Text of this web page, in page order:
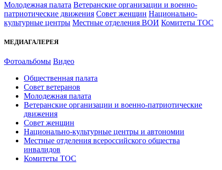
Молодежная палата Ветеранские организации и военно-
патриотические движения Совет женщин Национально-
культурные центры Местные отделения ВОИ Комитеты ТОС
МЕДИАГАЛЕРЕЯ
Фотоальбомы Видео
Общественная палата
Совет ветеранов
Молодежная палата
Ветеранские организации и военно-патриотические
движения
Совет женщин
Национально-культурные центры и автономии
Местные отделения всероссийского общества
инвалидов
Комитеты ТОС